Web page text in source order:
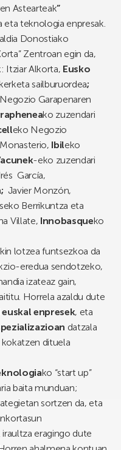
Astearteak”
eta teknologia enpresak.
Donostiako
Zentroan egin da,
Itziar Alkorta, Eusko
sailburuordea;
Garapenaren
ko zuzendari
eko Negozio
Ibileko
-eko zuzendari
García,
; Javier Monzón,
Berrikuntza eta
Villate, Innobasqueko
lotzea funtsezkoa da
eredua sendotzeko,
izateaz gain,
Horrela azaldu dute
euskal enpresek, eta
datzala
dituela
ko “start up”
baita munduan;
sortzen da, eta
eragingo dute